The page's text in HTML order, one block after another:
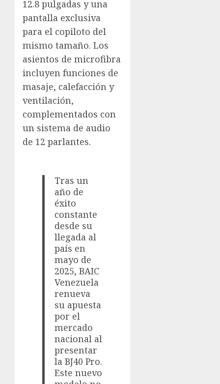
12.8 pulgadas y una
pantalla exclusiva
para el copiloto del
mismo tamaño. Los
asientos de microfibra
incluyen funciones de
masaje, calefacción y
ventilación,
complementados con
un sistema de audio
de 12 parlantes.
Tras un
año de
éxito
constante
desde su
llegada al
país en
mayo de
2025, BAIC
Venezuela
renueva
su apuesta
por el
mercado
nacional al
presentar
la BJ40 Pro.
Este nuevo